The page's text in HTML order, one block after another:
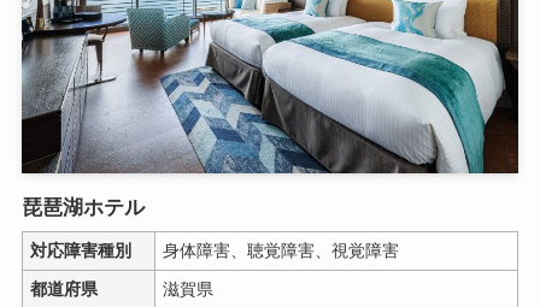
琵琶湖ホテル
対応障害種別
身体障害、聴覚障害、視覚障害
都道府県
滋賀県